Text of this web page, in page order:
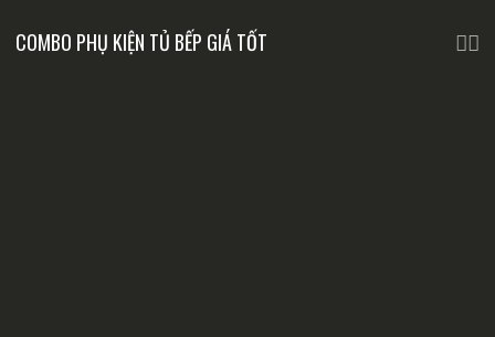
COMBO PHỤ KIỆN TỦ BẾP GIÁ TỐT